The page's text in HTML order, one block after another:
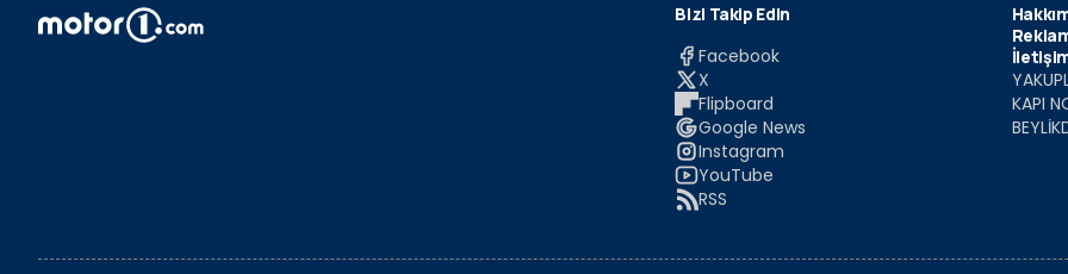
Bizi Takip Edin
Facebook
X
Flipboard
Google News
Instagram
YouTube
RSS
KAPI